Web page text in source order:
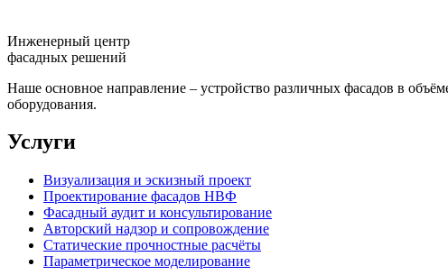
Инженерный центр
фасадных решений
Наше основное направление – устройство различных фасадов в
оборудования.
Услуги
Визуализация и эскизный проект
Проектирование фасадов НВФ
Фасадный аудит и консультирование
Авторский надзор и сопровождение
Статические прочностные расчёты
Параметрическое моделирование